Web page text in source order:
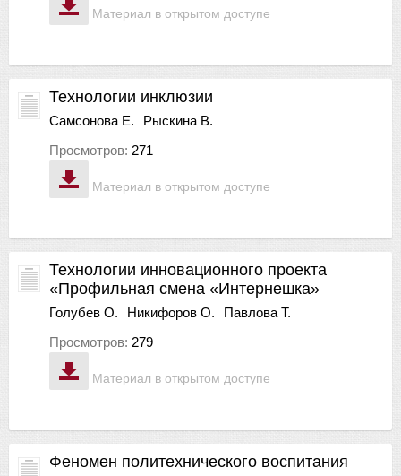
Материал в открытом доступе
Материал в открытом доступе
Технологии инклюзии
Самсонова Е.
Рыскина В.
Просмотров: 271
Материал в открытом доступе
Технологии инновационного проекта
«Профильная смена «Интернешка»
Голубев О. Никифоров О.
Павлова Т.
Просмотров: 279
Феномен политехнического воспитания